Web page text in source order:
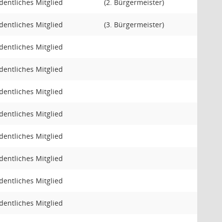
Mitglied (2. Bürgermeister)
Mitglied (3. Bürgermeister)
Mitglied
Mitglied
Mitglied
Mitglied
Mitglied
Mitglied
Mitglied
Mitglied